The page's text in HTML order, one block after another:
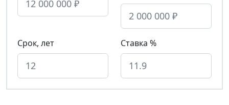
Срок, лет Ставка %